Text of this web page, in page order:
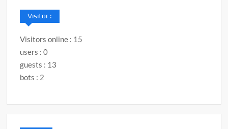
Visitor :
Visitors online : 15
users : 0
guests : 13
bots : 2